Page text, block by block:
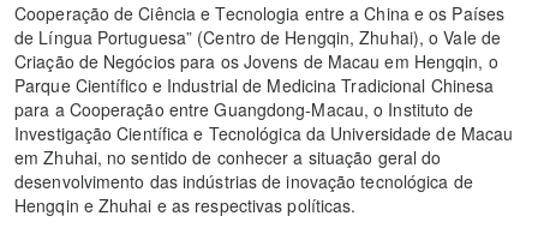
Cooperação de Ciência e Tecnologia entre a China e os Países
de Língua Portuguesa” (Centro de Hengqin, Zhuhai), o Vale de
Criação de Negócios para os Jovens de Macau em Hengqin, o
Parque Científico e Industrial de Medicina Tradicional Chinesa
para a Cooperação entre Guangdong-Macau, o Instituto de
Investigação Científica e Tecnológica da Universidade de Macau
em Zhuhai, no sentido de conhecer a situação geral do
desenvolvimento das indústrias de inovação tecnológica de
Hengqin e Zhuhai e as respectivas políticas.